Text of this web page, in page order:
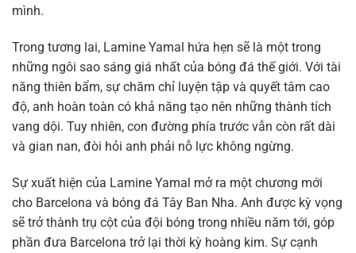
mình.
Trong tương lai, Lamine Yamal hứa hẹn sẽ là một trong
những ngôi sao sáng giá nhất của bóng đá thế giới. Với tài
năng thiên bẩm, sự chăm chỉ luyện tập và quyết tâm cao
độ, anh hoàn toàn có khả năng tạo nên những thành tích
vang dội. Tuy nhiên, con đường phía trước vẫn còn rất dài
và gian nan, đòi hỏi anh phải nỗ lực không ngừng.
Sự xuất hiện của Lamine Yamal mở ra một chương mới
cho Barcelona và bóng đá Tây Ban Nha. Anh được kỳ vọng
sẽ trở thành trụ cột của đội bóng trong nhiều năm tới, góp
phần đưa Barcelona trở lại thời kỳ hoàng kim. Sự cạnh